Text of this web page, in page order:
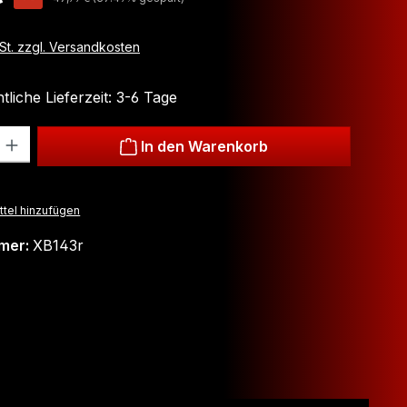
zzgl. Versandkosten
Lieferzeit: 3-6 Tage
Gib den gewünschten Wert ein oder benutze die Schaltflächen
In den Warenkorb
hinzufügen
XB143r